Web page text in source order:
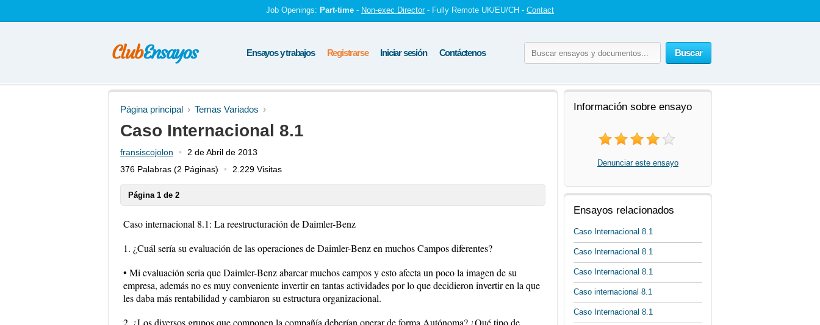
Job Openings: Part-time - Non-exec Director - Fully Remote UK/EU/CH - Contact
Buscar
Ensayos y trabajos Registrarse Iniciar sesión Contáctenos
Página principal Temas Variados
Caso Internacional 8.1
fransiscojolon
2 de Abril de 2013
376 Palabras (2 Páginas) 2.229 Visitas
Página 1 de 2
Caso internacional 8.1: La reestructuración de Daimler-Benz
1. ¿Cuál sería su evaluación de las operaciones de Daimler-Benz en muchos Campos diferentes?
• Mi evaluación seria que Daimler-Benz abarcar muchos campos y esto afecta un poco la imagen de su
empresa, además no es muy conveniente invertir en tantas actividades por lo que decidieron invertir en la que
les daba más rentabilidad y cambiaron su estructura organizacional.
2. ¿Los diversos grupos que componen la compañía deberían operar de forma Autónoma? ¿Qué tipo de
Información sobre ensayo
Denunciar este ensayo
Ensayos relacionados
Caso Internacional 8.1
Caso Internacional 8.1
Caso Internacional 8.1
Caso internacional 8.1
Caso Internacional 8.1